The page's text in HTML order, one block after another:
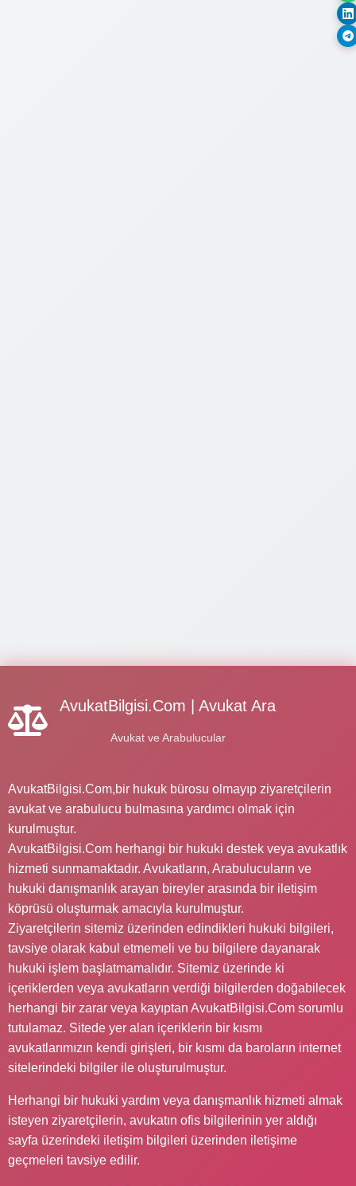
AvukatBilgisi.Com | Avukat Ara
Avukat ve Arabulucular
AvukatBilgisi.Com,bir hukuk bürosu olmayıp ziyaretçilerin
avukat ve arabulucu bulmasına yardımcı olmak için
kurulmuştur.
AvukatBilgisi.Com herhangi bir hukuki destek veya avukatlık
hizmeti sunmamaktadır. Avukatların, Arabulucuların ve
hukuki danışmanlık arayan bireyler arasında bir iletişim
köprüsü oluşturmak amacıyla kurulmuştur.
Ziyaretçilerin sitemiz üzerinden edindikleri hukuki bilgileri,
tavsiye olarak kabul etmemeli ve bu bilgilere dayanarak
hukuki işlem başlatmamalıdır. Sitemiz üzerinde ki
içeriklerden veya avukatların verdiği bilgilerden doğabilecek
herhangi bir zarar veya kayıptan AvukatBilgisi.Com sorumlu
tutulamaz. Sitede yer alan içeriklerin bir kısmı
avukatlarımızın kendi girişleri, bir kısmı da baroların internet
sitelerindeki bilgiler ile oluşturulmuştur.
Herhangi bir hukuki yardım veya danışmanlık hizmeti almak
isteyen ziyaretçilerin, avukatın ofis bilgilerinin yer aldığı
sayfa üzerindeki iletişim bilgileri üzerinden iletişime
geçmeleri tavsiye edilir.